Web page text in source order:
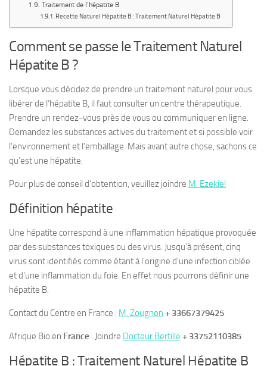
Traitement de l’hépatite B
Recette Naturel Hépatite B : Traitement Naturel Hépatite B
Comment se passe le Traitement Naturel
Hépatite B ?
Lorsque vous décidez de prendre un traitement naturel pour vous
libérer de l’hépatite B, il faut consulter un centre thérapeutique.
Prendre un rendez-vous près de vous ou communiquer en ligne.
Demandez les substances actives du traitement et si possible voir
l’environnement et l’emballage. Mais avant autre chose, sachons ce
qu’est une hépatite.
Pour plus de conseil d’obtention, veuillez joindre M. Ezekiel
Définition hépatite
Une hépatite correspond à une inflammation hépatique provoquée
par des substances toxiques ou des virus. Jusqu’à présent, cinq
virus sont identifiés comme étant à l’origine d’une infection ciblée
et d’une inflammation du foie. En effet nous pourrons définir une
hépatite B.
Contact du Centre en France : M. Zougnon + 33667379425
Afrique Bio en France : Joindre Docteur Bertille + 33752110385
Hépatite B : Traitement Naturel Hépatite B